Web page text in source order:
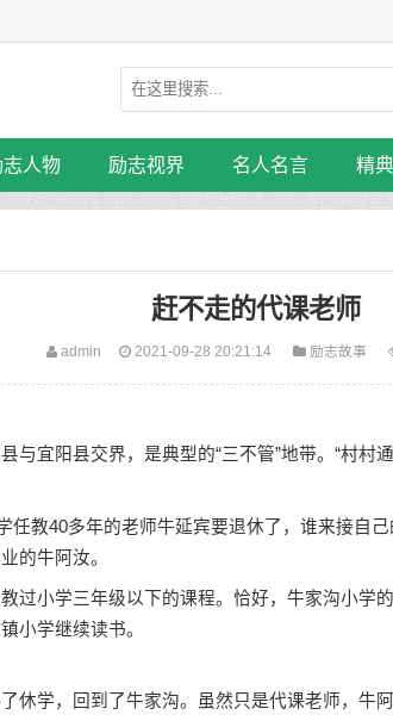
志人物 励志视界 名人名言 精
赶不走的代课老师
admin 2021-09-28 20:21:14 励志故事
宜阳县交界，是典型的“三不管”地带。“村村
教40多年的老师牛延宾要退休了，谁来接自己
的牛阿汝。
小学三年级以下的课程。恰好，牛家沟小学
小学继续读书。
学，回到了牛家沟。虽然只是代课老师，牛